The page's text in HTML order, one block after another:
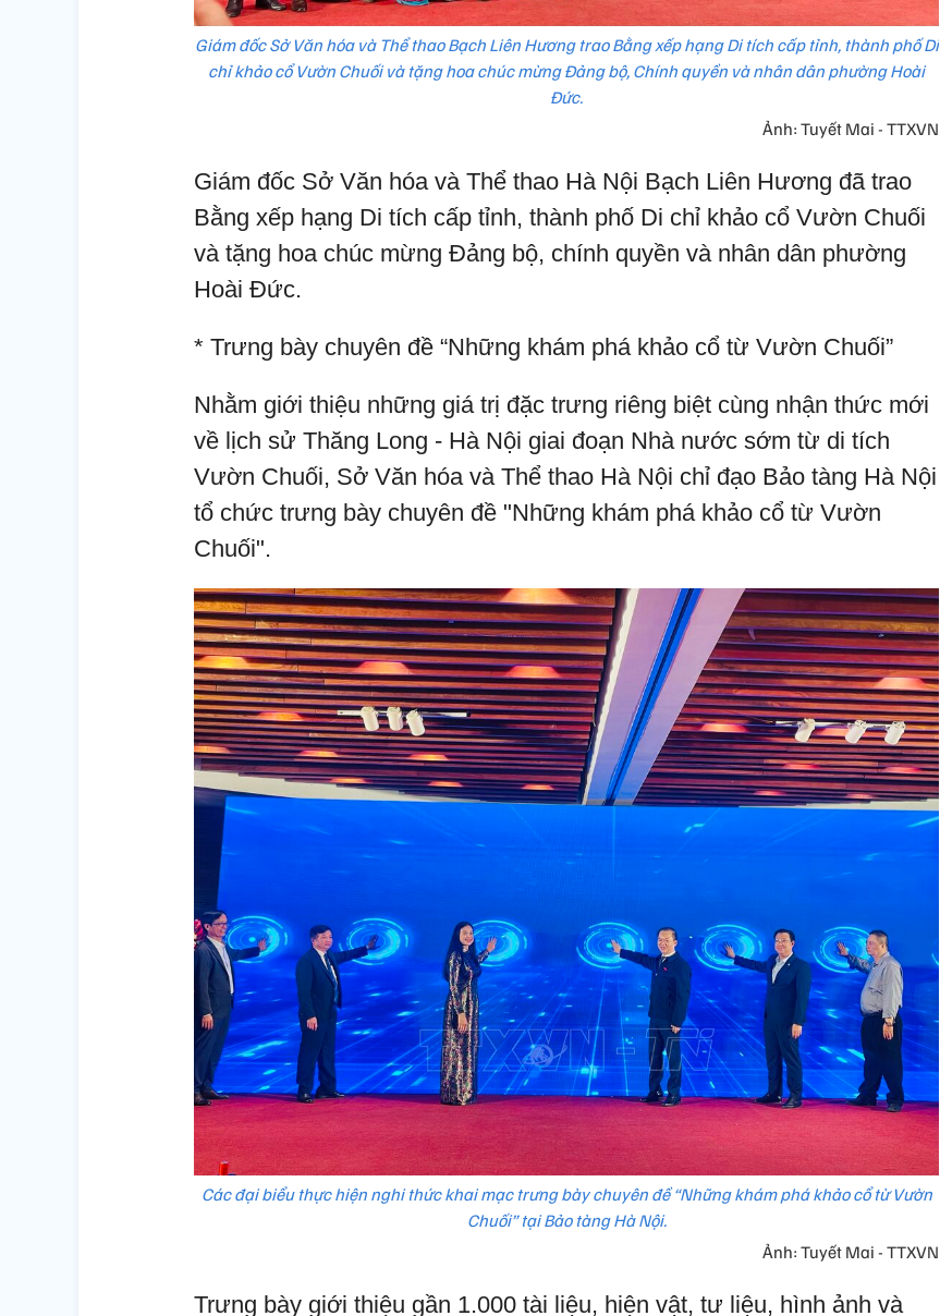
Giám đốc Sở Văn hóa và Thể thao Bạch Liên Hương trao Bằng xếp hạng Di tích cấp tỉnh, thành phố Di
chỉ khảo cổ Vườn Chuối và tặng hoa chúc mừng Đảng bộ, Chính quyền và nhân dân phường Hoài
Đức.
Ảnh: Tuyết Mai - TTXVN
Giám đốc Sở Văn hóa và Thể thao Hà Nội Bạch Liên Hương đã trao
Bằng xếp hạng Di tích cấp tỉnh, thành phố Di chỉ khảo cổ Vườn Chuối
và tặng hoa chúc mừng Đảng bộ, chính quyền và nhân dân phường
Hoài Đức.
* Trưng bày chuyên đề “Những khám phá khảo cổ từ Vườn Chuối”
Nhằm giới thiệu những giá trị đặc trưng riêng biệt cùng nhận thức mới
về lịch sử Thăng Long - Hà Nội giai đoạn Nhà nước sớm từ di tích
Vườn Chuối, Sở Văn hóa và Thể thao Hà Nội chỉ đạo Bảo tàng Hà Nội
tổ chức trưng bày chuyên đề "Những khám phá khảo cổ từ Vườn
Chuối".
Các đại biểu thực hiện nghi thức khai mạc trưng bày chuyên đề “Những khám phá khảo cổ từ Vườn
Chuối” tại Bảo tàng Hà Nội.
Ảnh: Tuyết Mai - TTXVN
Trưng bày giới thiệu gần 1.000 tài liệu, hiện vật, tư liệu, hình ảnh và